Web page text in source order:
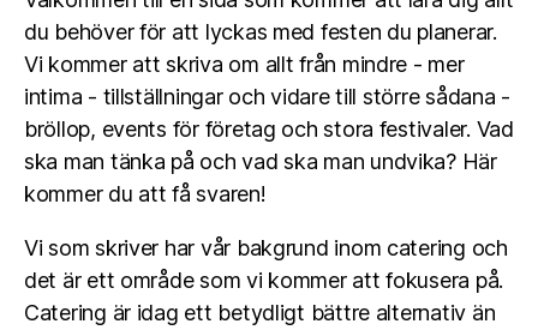
du behöver för att lyckas med festen du planerar.
Vi kommer att skriva om allt från mindre - mer
intima - tillställningar och vidare till större sådana -
bröllop, events för företag och stora festivaler. Vad
ska man tänka på och vad ska man undvika? Här
kommer du att få svaren!
Vi som skriver har vår bakgrund inom catering och
det är ett område som vi kommer att fokusera på.
Catering är idag ett betydligt bättre alternativ än